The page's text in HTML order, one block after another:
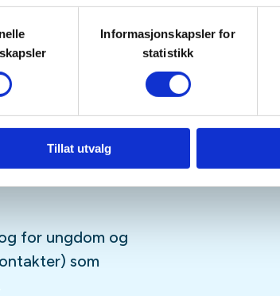
Informasjonskapsler for
statistikk
Tillat utvalg
deg som er
(opp til 26år)
for ungdom og
som